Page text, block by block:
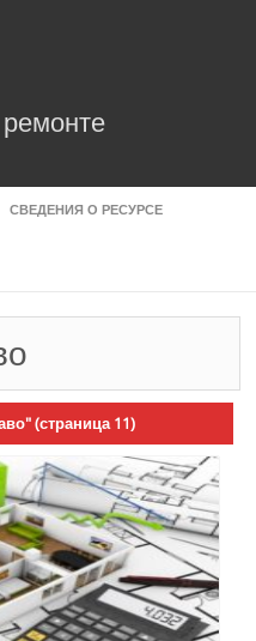
СВЕДЕНИЯ О РЕСУРСЕ
(страница 11)